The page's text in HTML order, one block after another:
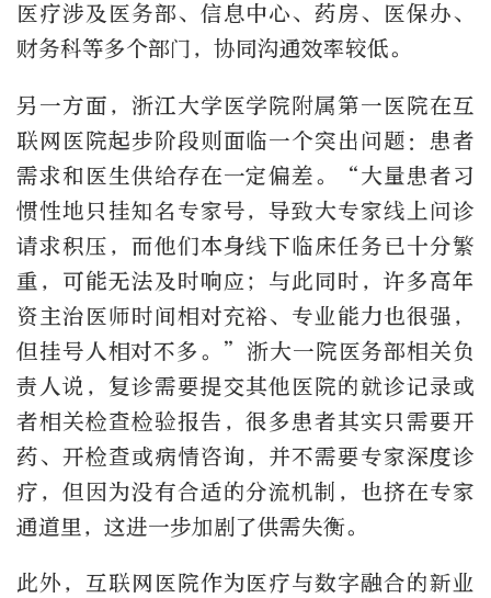
医疗涉及医务部、信息中心、药房、医保办、
财务科等多个部门，协同沟通效率较低。
另一方面，浙江大学医学院附属第一医院在互
联网医院起步阶段则面临一个突出问题：患者
需求和医生供给存在一定偏差。“大量患者习
惯性地只挂知名专家号，导致大专家线上问诊
请求积压，而他们本身线下临床任务已十分繁
重，可能无法及时响应；与此同时，许多高年
资主治医师时间相对充裕、专业能力也很强，
但挂号人相对不多。”浙大一院医务部相关负
责人说，复诊需要提交其他医院的就诊记录或
者相关检查检验报告，很多患者其实只需要开
药、开检查或病情咨询，并不需要专家深度诊
疗，但因为没有合适的分流机制，也挤在专家
通道里，这进一步加剧了供需失衡。
此外，互联网医院作为医疗与数字融合的新业